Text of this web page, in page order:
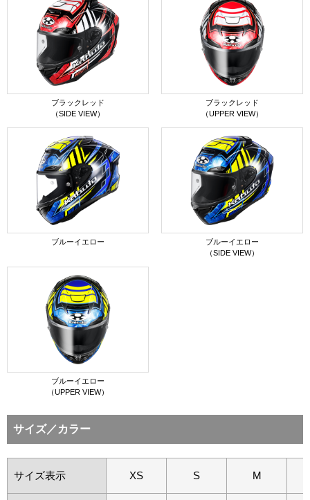
ブラックレッド
（SIDE VIEW）
ブラックレッド
（UPPER VIEW）
ブルーイエロー
ブルーイエロー
（SIDE VIEW）
ブルーイエロー
（UPPER VIEW）
サイズ／カラー
サイズ表示 XS S M